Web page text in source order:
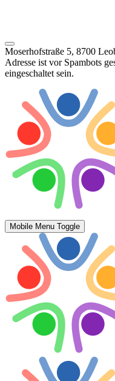
Moserhofstraße 5, 8700
Adresse ist vor Spambots
eingeschaltet sein.
Mobile Menu Toggle